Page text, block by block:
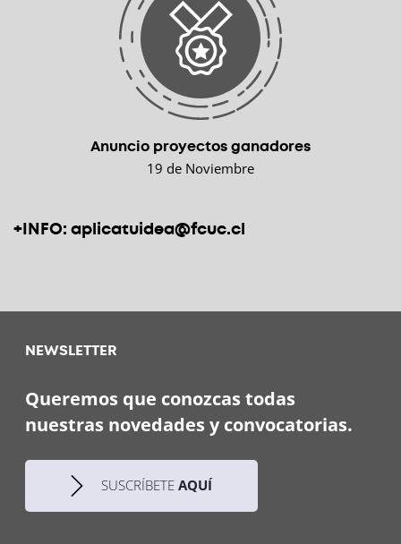
Anuncio proyectos ganadores
19 de Noviembre
+INFO: aplicatuidea@fcuc.cl
NEWSLETTER
Queremos que conozcas todas
nuestras novedades y convocatorias.
SUSCRÍBETE AQUÍ